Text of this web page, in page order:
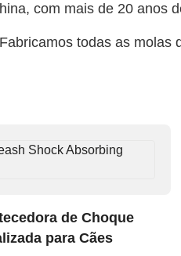
com mais de 20 anos
todas as molas
de Choque
para Cães